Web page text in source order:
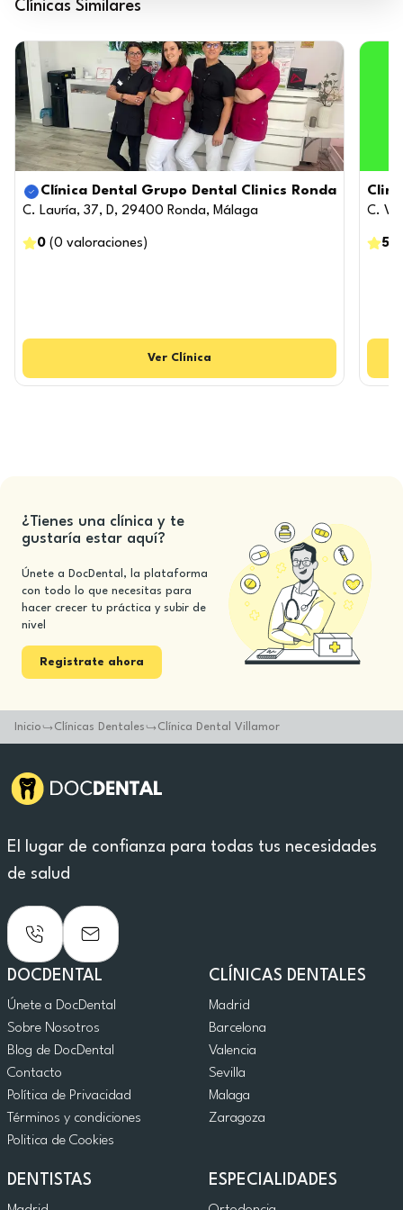
Clínicas Similares
Clínica Dental Grupo Dental Clinics Ronda
C. Lauría, 37, D, 29400 Ronda, Málaga
0 (0 valoraciones )
Ver Clínica
C.
5
¿Tienes una clínica y te
gustaría estar aquí?
Únete a DocDental, la plataforma
con todo lo que necesitas para
hacer crecer tu práctica y subir de
nivel
Registrate ahora
Inicio Clínicas Dentales Clínica Dental Villamor
El lugar de confianza para todas tus necesidades
de salud
DOCDENTAL
Únete a DocDental
Sobre Nosotros
Blog de DocDental
Contacto
Política de Privacidad
Términos y condiciones
Politica de Cookies
CLÍNICAS DENTALES
Madrid
Barcelona
Valencia
Sevilla
Malaga
Zaragoza
DENTISTAS ESPECIALIDADES